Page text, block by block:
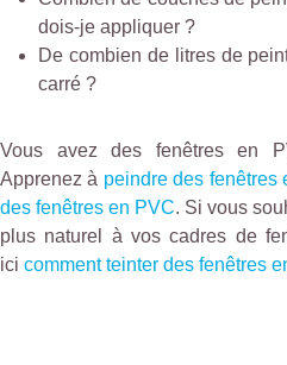
dois-je appliquer ?
De combien de litres de
carré ?
Vous avez des fenêtres en
Apprenez à peindre des fenêtres
des fenêtres en PVC. Si vous
plus naturel à vos cadres de
ici comment teinter des fenêtres